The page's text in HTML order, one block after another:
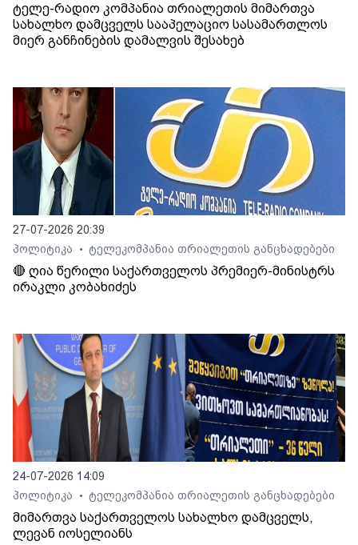
ტელე-რადიო კომპანია თრიალეთის მიმართვა
სახალხო დამცველს სააპელაციო სასამართლოს
მიერ განჩინების დამალვის შესახებ
27-07-2026 20:39
პოლიტიკა
• ტელეკომპანია თრიალეთის განცხადებები
🔴 ღია წერილი საქართველოს პრემიერ-მინისტრს
ირაკლი კობახიძეს
24-07-2026 14:09
პოლიტიკა
• ტელეკომპანია თრიალეთის განცხადებები
მიმართვა საქართველოს სახალხო დამცველს,
ლევან იოსელიანს